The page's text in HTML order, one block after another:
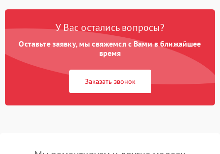
У Вас остались вопросы?
Оставьте заявку, мы свяжемся с Вами в ближайшее
время
Заказать звонок